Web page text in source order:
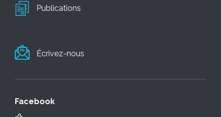
Publications
Écrivez-nous
Facebook